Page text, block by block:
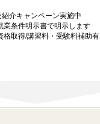
介キャンペーン実施中
条件明示書で明示します
取得/講習料・受験料補助有